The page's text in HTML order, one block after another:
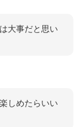
大事だと思い
しめたらいい